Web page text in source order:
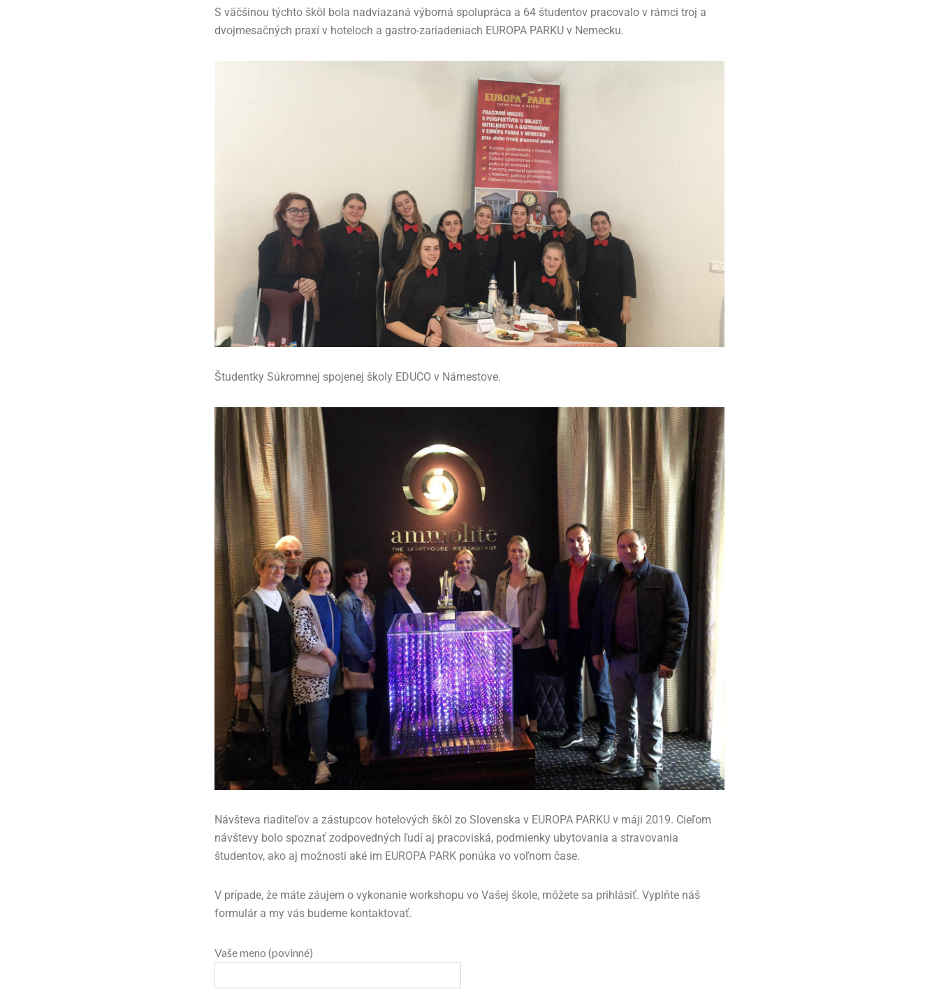
S väčšinou týchto škôl bola nadviazaná výborná spolupráca a 64 študentov pracovalo v rámci troj a
dvojmesačných praxí v hoteloch a gastro-zariadeniach EUROPA PARKU v Nemecku.
Študentky Súkromnej spojenej školy EDUCO v Námestove.
Návšteva riaditeľov a zástupcov hotelových škôl zo Slovenska v EUROPA PARKU v máji 2019. Cieľom
návštevy bolo spoznať zodpovedných ľudí aj pracoviská, podmienky ubytovania a stravovania
študentov, ako aj možnosti aké im EUROPA PARK ponúka vo voľnom čase.
V prípade, že máte záujem o vykonanie workshopu vo Vašej škole, môžete sa prihlásiť. Vyplňte náš
formulár a my vás budeme kontaktovať.
Vaše meno (povinné)